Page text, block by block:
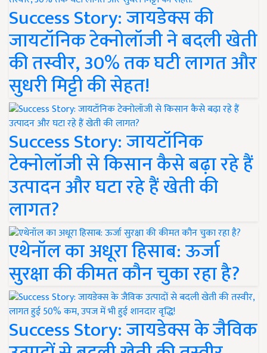
Success Story: जायडेक्स की
जायटॉनिक टेक्नोलॉजी ने बदली खेती
की तस्वीर, 30% तक घटी लागत और
सुधरी मिट्टी की सेहत!
Success Story: जायटॉनिक
टेक्नोलॉजी से किसान कैसे बढ़ा रहे हैं
उत्पादन और घटा रहे हैं खेती की
लागत?
एथेनॉल का अधूरा हिसाब: ऊर्जा
सुरक्षा की कीमत कौन चुका रहा है?
Success Story: जायडेक्स के जैविक